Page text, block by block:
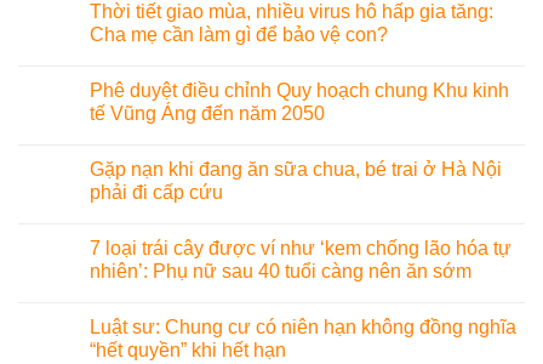
Thời tiết giao mùa, nhiều virus hô hấp gia tăng:
Cha mẹ cần làm gì để bảo vệ con?
Phê duyệt điều chỉnh Quy hoạch chung Khu kinh
tế Vũng Áng đến năm 2050
Gặp nạn khi đang ăn sữa chua, bé trai ở Hà Nội
phải đi cấp cứu
7 loại trái cây được ví như ‘kem chống lão hóa tự
nhiên’: Phụ nữ sau 40 tuổi càng nên ăn sớm
Luật sư: Chung cư có niên hạn không đồng nghĩa
“hết quyền” khi hết hạn